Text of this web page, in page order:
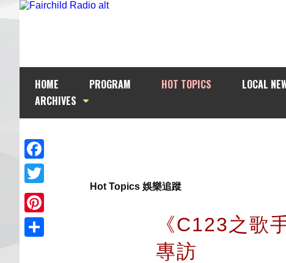
HOME PROGRAM HOT TOPICS LOCAL
ARCHIVES
Facebook
Twitter
Pinterest
Hot Topics 娛樂追蹤
《C123之歌
專訪